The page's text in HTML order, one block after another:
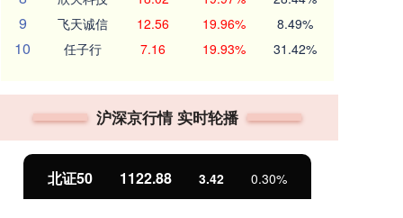
9 飞天诚信 12.56 19.96% 8.49%
10 任子行 7.16 19.93% 31.42%
沪深京行情 实时轮播
北证50 1122.88 3.42 0.30%